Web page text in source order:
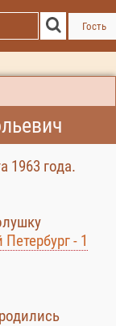
Гость
1963 года.
- 1